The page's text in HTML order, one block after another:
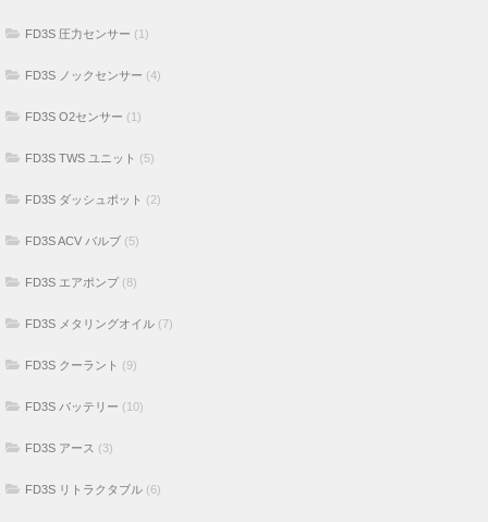
FD3S 圧力センサー (1)
FD3S ノックセンサー (4)
FD3S O2センサー (1)
FD3S TWS ユニット (5)
FD3S ダッシュポット (2)
FD3S ACV バルブ (5)
FD3S エアポンプ (8)
FD3S メタリングオイル (7)
FD3S クーラント (9)
FD3S バッテリー (10)
FD3S アース (3)
FD3S リトラクタブル (6)